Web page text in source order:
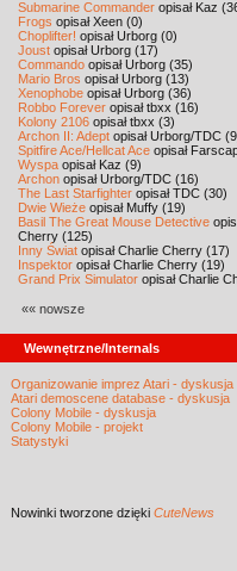
Submarine Commander opisał Kaz
Frogs opisał Xeen (0)
Choplifter! opisał Urborg (0)
Joust opisał Urborg (17)
Commando opisał Urborg (35)
Mario Bros opisał Urborg (13)
Xenophobe opisał Urborg (36)
Robbo Forever opisał tbxx (16)
Kolony 2106 opisał tbxx (3)
Archon II: Adept opisał Urborg/TDC
Spitfire Ace/Hellcat Ace opisał
Wyspa opisał Kaz (9)
Archon opisał Urborg/TDC (16)
The Last Starfighter opisał TDC (30)
Dwie Wieże opisał Muffy (19)
Basil The Great Mouse Detective
Cherry (125)
Inny Świat opisał Charlie Cherry (17)
Inspektor opisał Charlie Cherry (19)
Grand Prix Simulator opisał Charlie
«« nowsze
Wewnętrzne/Internals
Organizowanie imprez Atari - dyskusja
Atari demoscene database - dyskusja
Colony Mobile - dyskusja
Colony Mobile - projekt
Statystyki
Nowinki tworzone dzięki CuteNews